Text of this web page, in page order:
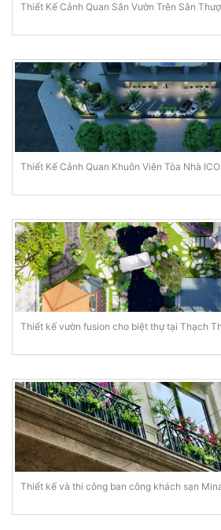
Thiết Kế Cảnh Quan Sân Vườn Trên Sân
Thiết Kế Cảnh Quan Khuôn Viên Tòa Nhà
Thiết kế vườn fusion cho biệt thự tại Thạch
Thiết kế và thi công ban công khách sạn